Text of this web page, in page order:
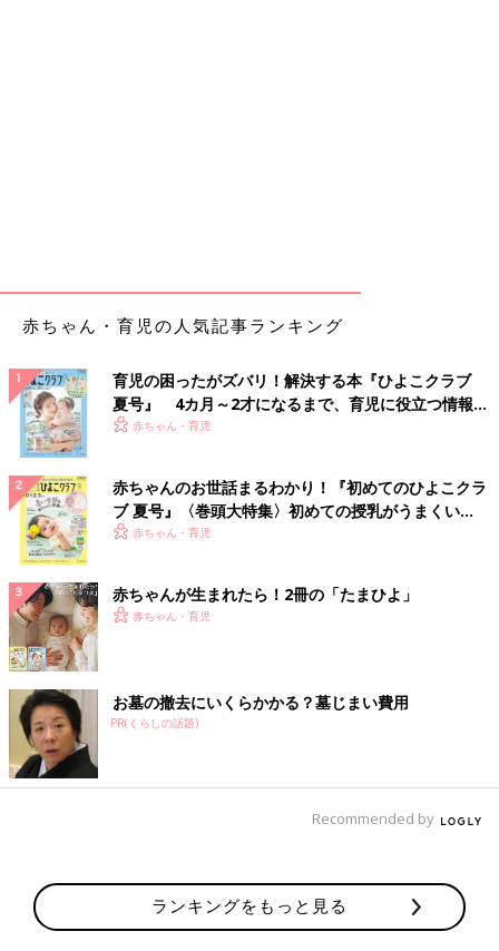
赤ちゃん・育児の人気記事ランキング
育児の困ったがズバリ！解決する本『ひよこクラブ
夏号』 4カ月～2才になるまで、育児に役立つ情報が
いっぱい！
赤ちゃん・育児
赤ちゃんのお世話まるわかり！『初めてのひよこクラ
ブ 夏号』〈巻頭大特集〉初めての授乳がうまくい
く！ おっぱい・ミルクの基本と夏のトラブル 解決テ
赤ちゃん・育児
赤ちゃんが生まれたら！2冊の「たまひよ」
赤ちゃん・育児
お墓の撤去にいくらかかる？墓じまい費用
PR(くらしの話題)
Recommended by
ランキングをもっと見る